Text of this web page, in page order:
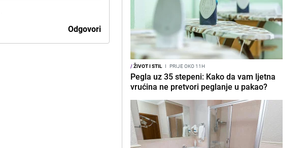
Odgovori
/ŽIVOT I STIL I PRIJE OKO 11H
Pegla uz 35 stepeni: Kako da vam ljetna
vrućina ne pretvori peglanje u pakao?